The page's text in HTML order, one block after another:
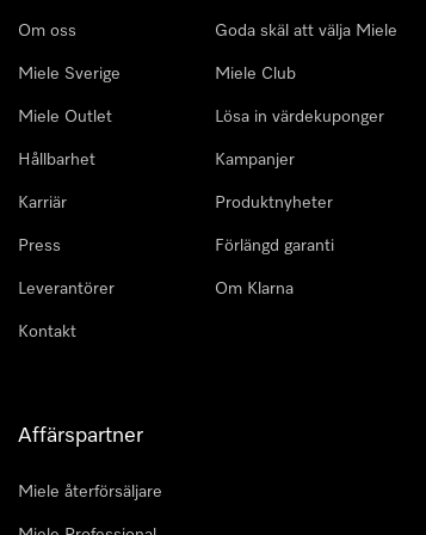
Om oss
Miele Sverige
Miele Outlet
Hållbarhet
Karriär
Press
Leverantörer
Kontakt
Goda skäl att välja Miele
Miele Club
Lösa in värdekuponger
Kampanjer
Produktnyheter
Förlängd garanti
Om Klarna
Affärspartner
Miele återförsäljare